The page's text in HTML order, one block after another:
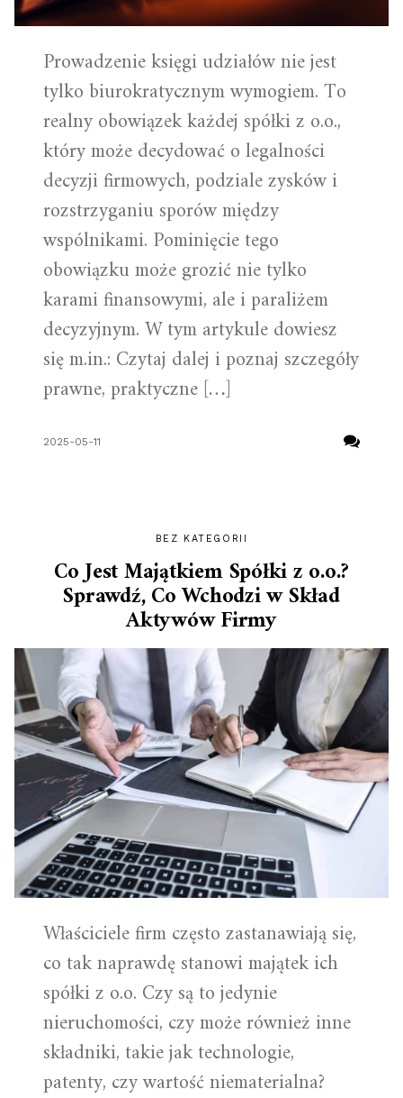
Prowadzenie księgi udziałów nie jest
tylko biurokratycznym wymogiem. To
realny obowiązek każdej spółki z o.o.,
który może decydować o legalności
decyzji firmowych, podziale zysków i
rozstrzyganiu sporów między
wspólnikami. Pominięcie tego
obowiązku może grozić nie tylko
karami finansowymi, ale i paraliżem
decyzyjnym. W tym artykule dowiesz
się m.in.: Czytaj dalej i poznaj szczegóły
prawne, praktyczne […]
2025-05-11
BEZ KATEGORII
Co Jest Majątkiem Spółki z o.o.?
Sprawdź, Co Wchodzi w Skład
Aktywów Firmy
Właściciele firm często zastanawiają się,
co tak naprawdę stanowi majątek ich
spółki z o.o. Czy są to jedynie
nieruchomości, czy może również inne
składniki, takie jak technologie,
patenty, czy wartość niematerialna?